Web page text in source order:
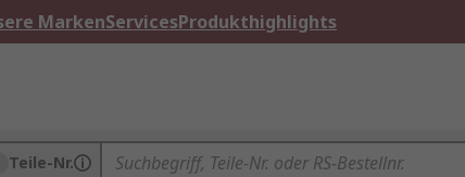
MarkenServicesProdukthighlights
Teile-Nr.